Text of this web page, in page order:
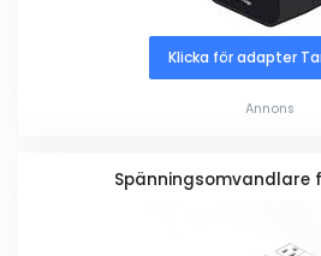
Klicka för adapter
Annons
Spänningsomvandlare